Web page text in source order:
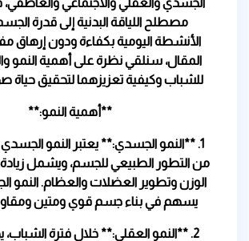
مصطلح اللياقة البدنية إلى قدرة
الأنشطة اليومية بكفاءة ودون إرهاق
المقال، سنلقي نظرة على أهمية النمو
للشباب وكيفية تعزيزهما لتحقيق حياة
**أهمية النمو:**
1. **النمو الجسدي:** يعتبر النمو
من التطور الطبيعي للجسم، ويشمل زيادة
الوزن وتطوير العضلات والعظام. النمو
يسهم في بناء جسم قوي ومتين
2. **النمو العقلي:** خلال فترة